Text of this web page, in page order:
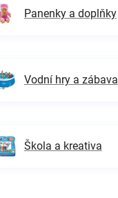
Panenky a doplňky
Vodní hry a zábava
Škola a kreativa